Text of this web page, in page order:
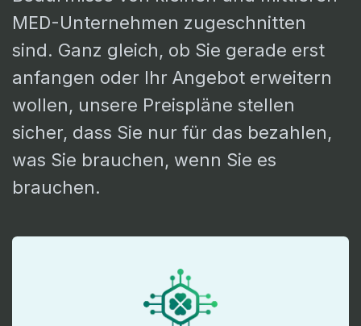
MED-Unternehmen zugeschnitten
sind. Ganz gleich, ob Sie gerade erst
anfangen oder Ihr Angebot erweitern
wollen, unsere Preispläne stellen
sicher, dass Sie nur für das bezahlen,
was Sie brauchen, wenn Sie es
brauchen.